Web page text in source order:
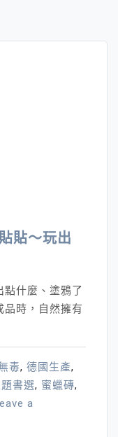
貼～玩出
什麼、塗鴉了
品時，自然擁有
毒, 德國生產,
書選, 蜜蠟磚,
a